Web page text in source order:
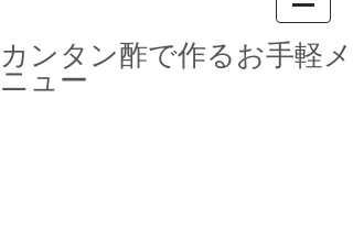
カンタン酢で作るお手軽メ
ニュー